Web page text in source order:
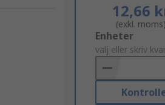
12,66
(exkl. moms)
Add
to
Basket
Enheter
välj eller skriv